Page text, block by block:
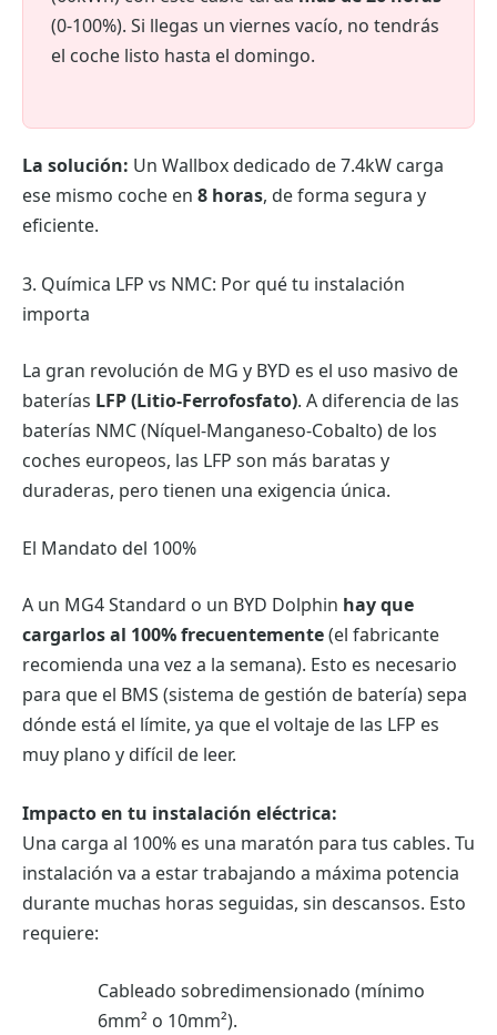
(0-100%). Si llegas un viernes vacío, no tendrás
el coche listo hasta el domingo.
La solución: Un Wallbox dedicado de 7.4kW carga
ese mismo coche en 8 horas, de forma segura y
eficiente.
3. Química LFP vs NMC: Por qué tu instalación
importa
La gran revolución de MG y BYD es el uso masivo de
baterías LFP (Litio-Ferrofosfato). A diferencia de las
baterías NMC (Níquel-Manganeso-Cobalto) de los
coches europeos, las LFP son más baratas y
duraderas, pero tienen una exigencia única.
El Mandato del 100%
A un MG4 Standard o un BYD Dolphin hay que
cargarlos al 100% frecuentemente(el fabricante
recomienda una vez a la semana). Esto es necesario
para que el BMS (sistema de gestión de batería) sepa
dónde está el límite, ya que el voltaje de las LFP es
muy plano y difícil de leer.
Impacto en tu instalación eléctrica:
Una carga al 100% es una maratón para tus cables. Tu
instalación va a estar trabajando a máxima potencia
durante muchas horas seguidas, sin descansos. Esto
requiere:
Cableado sobredimensionado (mínimo
6mm² o 10mm²).